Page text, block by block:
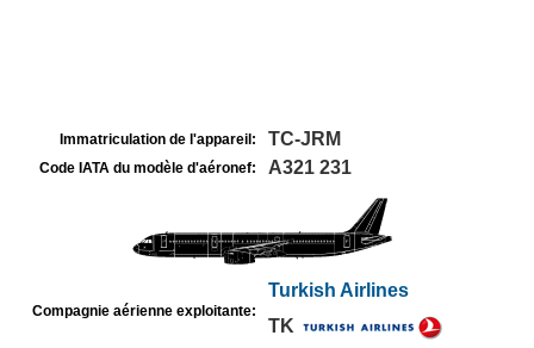
Immatriculation de l'appareil: TC-JRM
Code IATA du modèle d'aéronef: A321 231
Compagnie aérienne exploitante:
Turkish Airlines
TK